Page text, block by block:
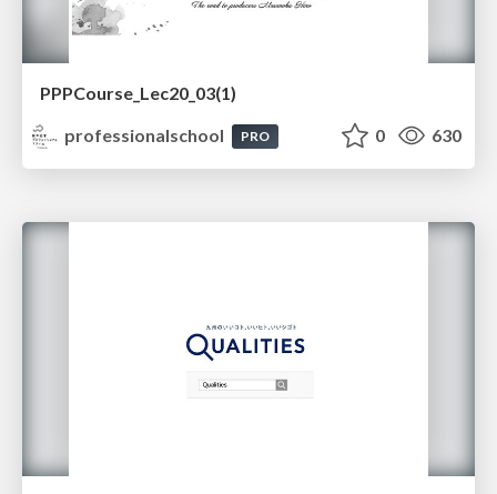
PPPCourse_Lec20_03(1)
professionalschool
PRO 0 630